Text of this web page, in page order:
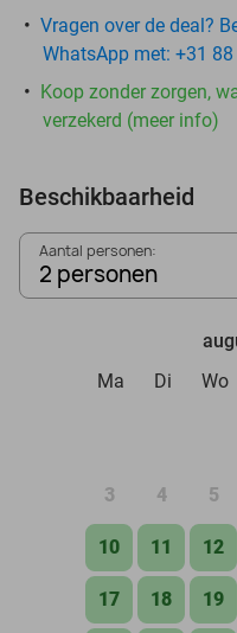
Vragen over de deal?
WhatsApp met: +31
Koop zonder zorgen,
verzekerd (meer info)
Beschikbaarheid
Aantal personen:
2 personen
Ma
Di Wo
3 4 5
10 11 12
17 18 19